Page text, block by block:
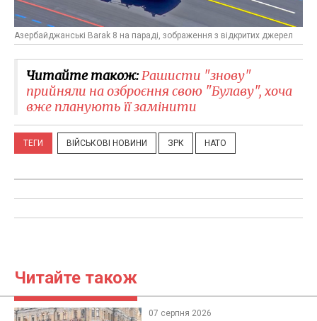
Азербайджанські Barak 8 на параді, зображення з відкритих джерел
Читайте також:Рашисти "знову"
прийняли на озброєння свою "Булаву", хоча
вже планують її замінити
ТЕГИ ВІЙСЬКОВІ НОВИНИ ЗРК НАТО
Читайте також
07 серпня 2026